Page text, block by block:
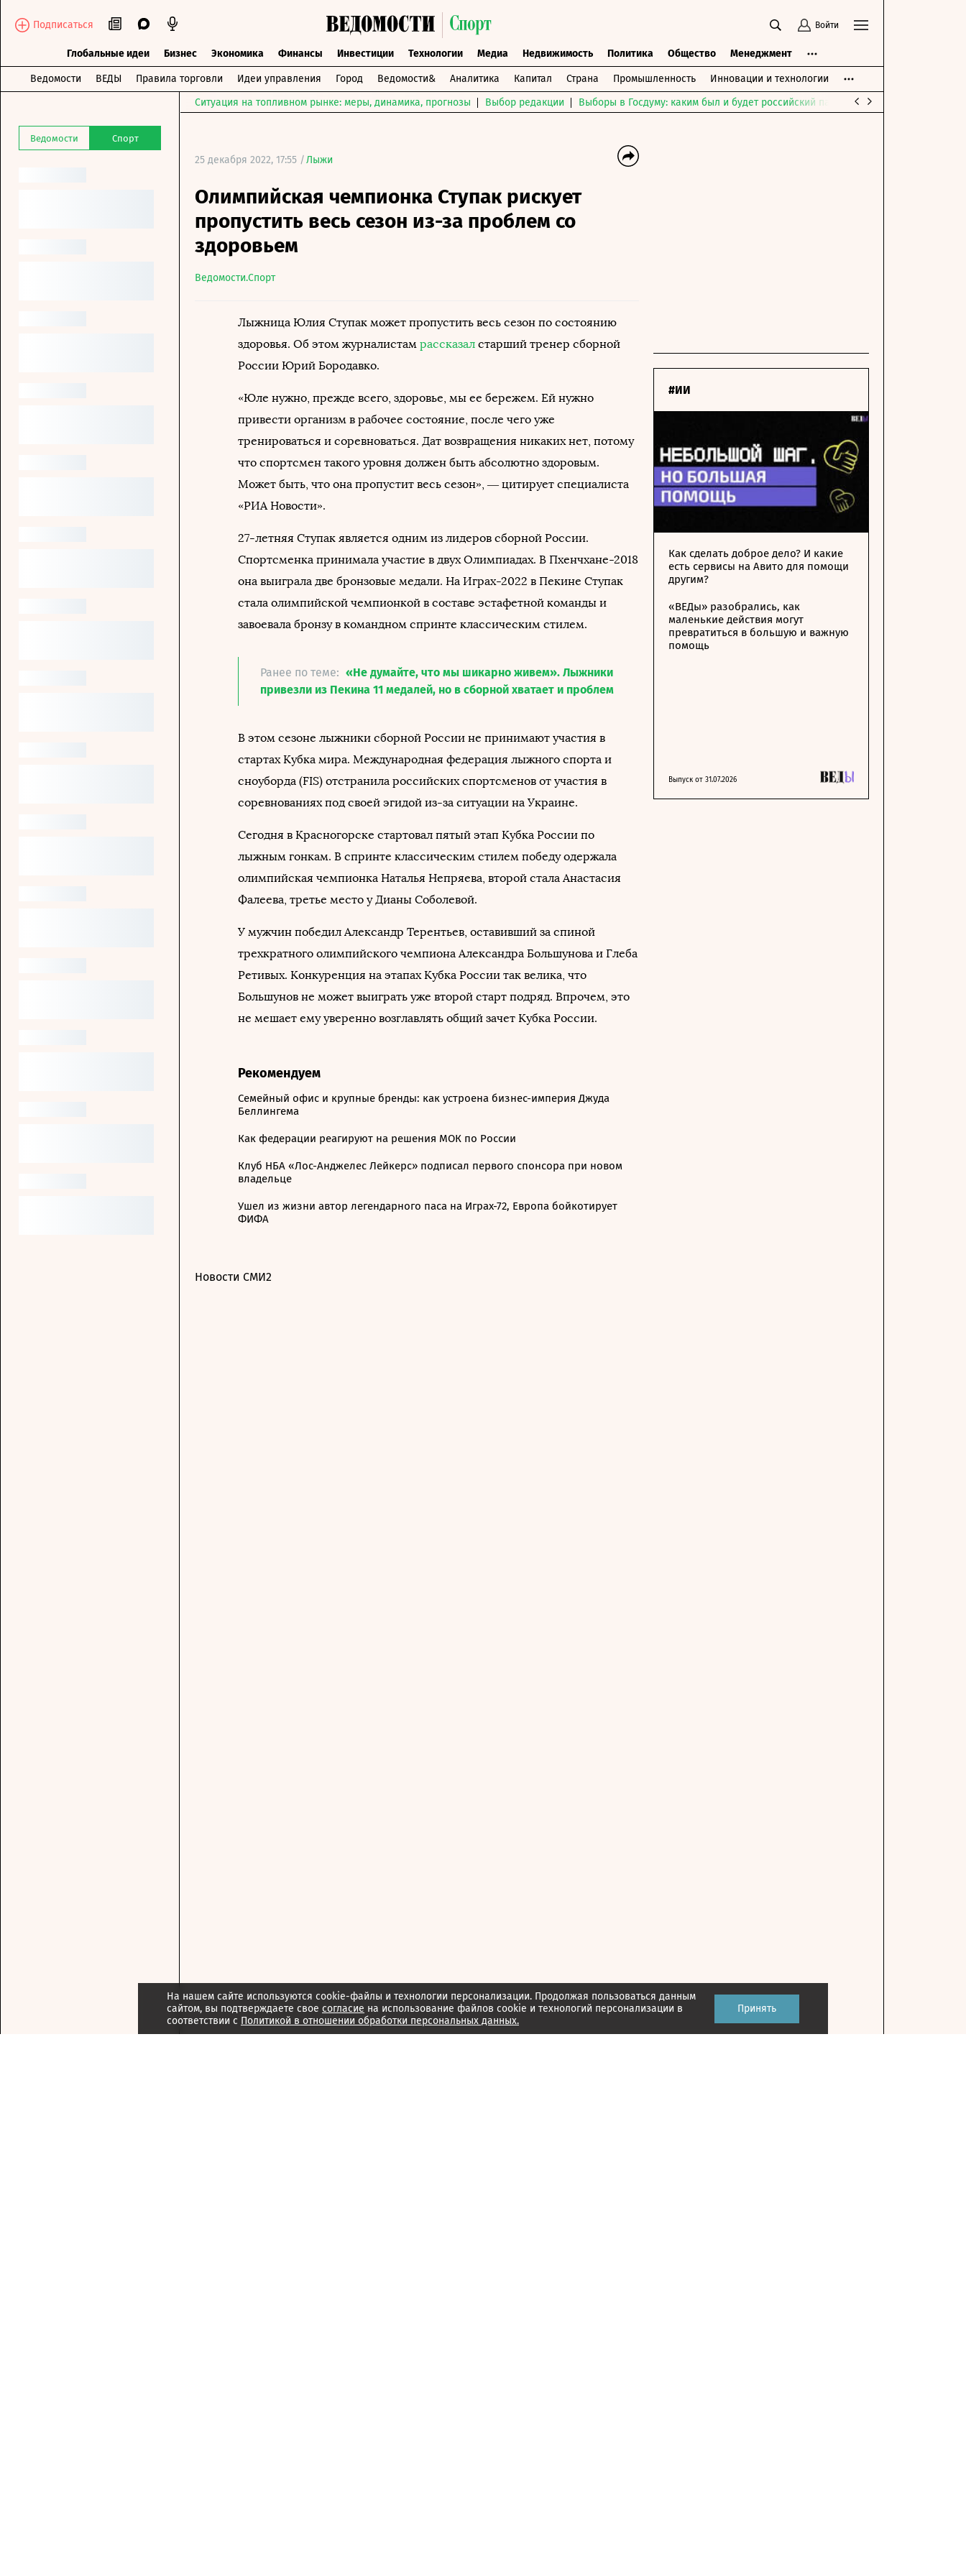
На нашем сайте используются cookie-файлы и технологии персонализации. Продолжая пользоваться данным
сайтом, вы подтверждаете свое согласие на использование файлов cookie и технологий персонализации в
соответствии с Политикой в отношении обработки персональных данных.
Принять
Подписаться Войти
Глобальные идеи Бизнес Экономика Финансы Инвестиции Технологии Медиа Недвижимость Политика Общество Менеджмент
Ведомости ВЕДЫ Правила торговли Идеи управления Город Ведомости& Аналитика Капитал Страна Промышленность Инновации и технологии
Ведомости Спорт
Ситуация на топливном рынке: меры, динамика, прогнозы Выбор редакции Выборы в Госдуму: каким был и будет российский парламент
25 декабря 2022, 17:55 /Лыжи
Олимпийская чемпионка Ступак рискует
пропустить весь сезон из-за проблем со
здоровьем
Ведомости.Спорт
Лыжница Юлия Ступак может пропустить весь сезон по состоянию
здоровья. Об этом журналистам рассказал старший тренер сборной
России Юрий Бородавко.
«Юле нужно, прежде всего, здоровье, мы ее бережем. Ей нужно
привести организм в рабочее состояние, после чего уже
тренироваться и соревноваться. Дат возвращения никаких нет, потому
что спортсмен такого уровня должен быть абсолютно здоровым.
Может быть, что она пропустит весь сезон», — цитирует специалиста
«РИА Новости».
27-летняя Ступак является одним из лидеров сборной России.
Спортсменка принимала участие в двух Олимпиадах. В Пхенчхане-2018
она выиграла две бронзовые медали. На Играх-2022 в Пекине Ступак
стала олимпийской чемпионкой в составе эстафетной команды и
завоевала бронзу в командном спринте классическим стилем.
Ранее по теме: «Не думайте, что мы шикарно живем». Лыжники
привезли из Пекина 11 медалей, но в сборной хватает и проблем
В этом сезоне лыжники сборной России не принимают участия в
стартах Кубка мира. Международная федерация лыжного спорта и
сноуборда (FIS) отстранила российских спортсменов от участия в
соревнованиях под своей эгидой из-за ситуации на Украине.
Сегодня в Красногорске стартовал пятый этап Кубка России по
лыжным гонкам. В спринте классическим стилем победу одержала
олимпийская чемпионка Наталья Непряева, второй стала Анастасия
Фалеева, третье место у Дианы Соболевой.
У мужчин победил Александр Терентьев, оставивший за спиной
трехкратного олимпийского чемпиона Александра Большунова и Глеба
Ретивых. Конкуренция на этапах Кубка России так велика, что
Большунов не может выиграть уже второй старт подряд. Впрочем, это
не мешает ему уверенно возглавлять общий зачет Кубка России.
Рекомендуем
Семейный офис и крупные бренды: как устроена бизнес-империя Джуда
Беллингема
Как федерации реагируют на решения МОК по России
Клуб НБА «Лос-Анджелес Лейкерс» подписал первого спонсора при новом
владельце
Ушел из жизни автор легендарного паса на Играх-72, Европа бойкотирует
ФИФА
#ИИ
Как сделать доброе дело? И какие
есть сервисы на Авито для помощи
другим?
«ВЕДы» разобрались, как
маленькие действия могут
превратиться в большую и важную
помощь
Выпуск от 31.07.2026
Новости СМИ2